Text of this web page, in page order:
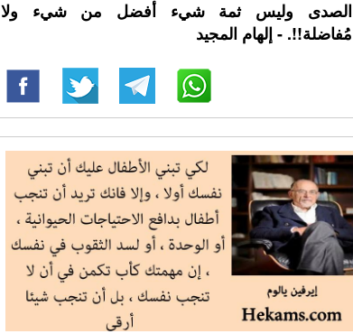
الصدى وليس ثمة شيء أفضل من شيء ولا
مُفاضلة!!. - إلهام المجيد